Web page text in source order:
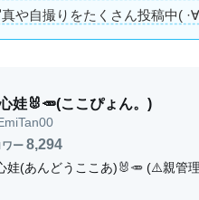
や自撮りをたくさん投稿中(
娃🐰🥕(ここぴょん。)
ワー 8,294
娃(あんどうここあ)🐰🥕 (⚠️親管